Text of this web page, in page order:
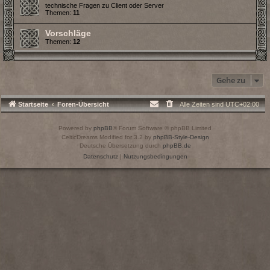
technische Fragen zu Client oder Server
Themen: 11
Vorschläge
Themen: 12
Gehe zu
Startseite Foren-Übersicht Alle Zeiten sindUTC+02:00
Powered by phpBB® Forum Software © phpBB Limited
CelticDreams Modified for 3.2 by phpBB-Style-Design
Deutsche Übersetzung durch phpBB.de
Datenschutz| Nutzungsbedingungen